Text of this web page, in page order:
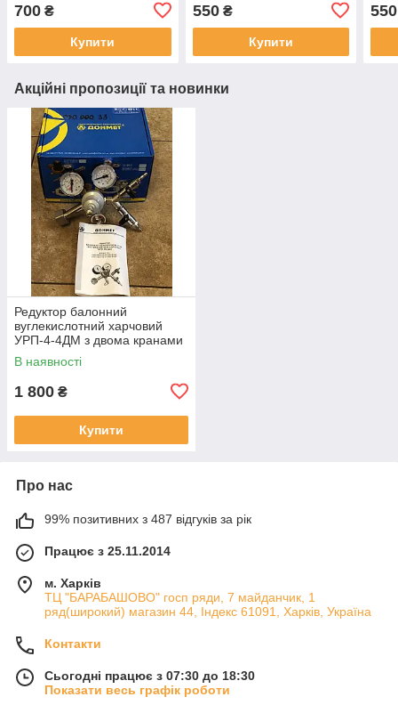
алюмінієвий)
700 ₴
Купити
алюмінієвий)
550₴
Купити
550
Акційні пропозиції та новинки
Редуктор балонний
вуглекислотний харчовий
УРП-4-4ДМ з двома кранами
Ф8 ДОНМЕТ (регулятор
витрати CO2-харчовий)
В наявності
1 800 ₴
Купити
Про нас
99% позитивних з 487 відгуків за рік
Працює з 25.11.2014
м. Харків
ТЦ "БАРАБАШОВО" госп ряди, 7 майданчик, 1
ряд(широкий) магазин 44, Індекс 61091, Харків, Україна
Контакти
Сьогодні працює з 07:30 до 18:30
Показати весь графік роботи